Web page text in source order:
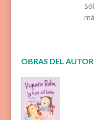
OBRAS DEL AUTOR